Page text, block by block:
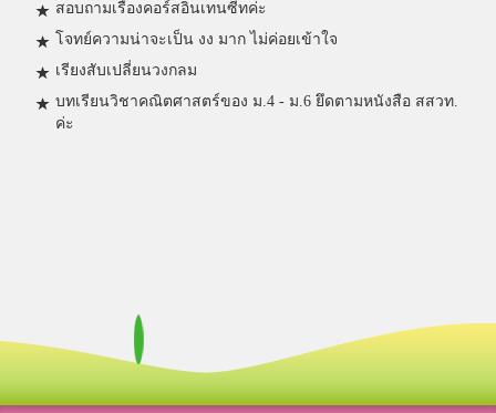
สอบถามเรื่องคอร์สอินเทนซีทค่ะ
โจทย์ความน่าจะเป็น งง มาก ไม่ค่อยเข้าใจ
เรียงสับเปลี่ยนวงกลม
บทเรียนวิชาคณิตศาสตร์ของ ม.4 - ม.6 ยึดตามหนังสือ สสวท.
ค่ะ